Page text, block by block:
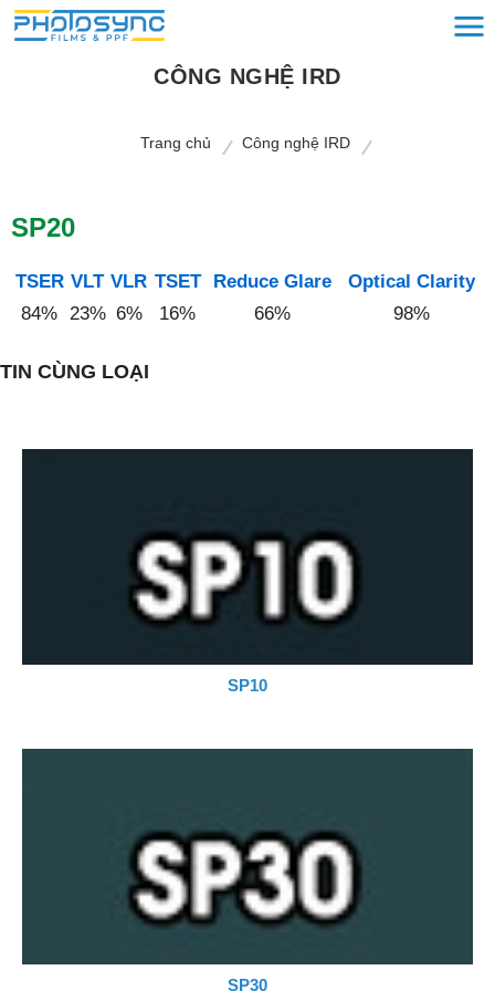
CÔNG NGHỆ IRD
Trang chủ Công nghệ IRD
SP20
TSER VLT VLR TSET Reduce Glare
Optical Clarity
84% 23% 6% 16% 66% 98%
TIN CÙNG LOẠI
SP10
SP30